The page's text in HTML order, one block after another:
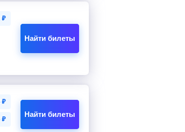
₽
Найти билеты
₽
₽
Найти билеты